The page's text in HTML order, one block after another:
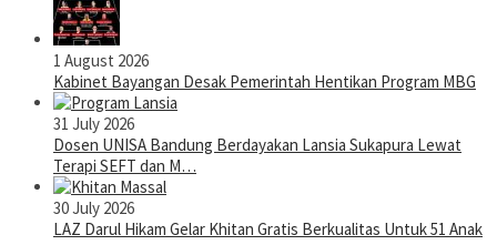
1 August 2026
Kabinet Bayangan Desak Pemerintah Hentikan Program MBG
31 July 2026
Dosen UNISA Bandung Berdayakan Lansia Sukapura Lewat
Terapi SEFT dan M…
30 July 2026
LAZ Darul Hikam Gelar Khitan Gratis Berkualitas Untuk 51 Anak